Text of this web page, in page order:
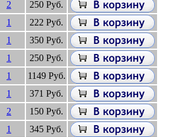
2
250 Руб.
1
222 Руб.
1
350 Руб.
1
250 Руб.
1
1149 Руб.
1
371 Руб.
2
150 Руб.
1
345 Руб.